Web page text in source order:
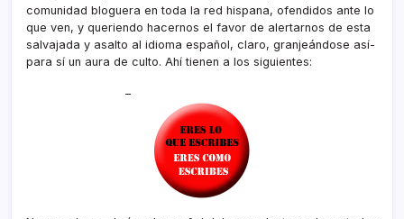
comunidad bloguera en toda la red hispana, ofendidos ante lo
que ven, y queriendo hacernos el favor de alertarnos de esta
salvajada y asalto al idioma español, claro, granjeándose así­
para sí­ un aura de culto. Ahí­ tienen a los siguientes:
–